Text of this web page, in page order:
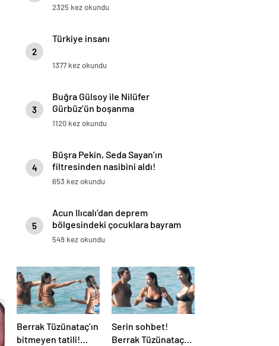
2325 kez okundu
2
Türkiye insanı
1377 kez okundu
3
Buğra Gülsoy ile Nilüfer
Gürbüz’ün boşanma
protokolündeki gizli detay!
1120 kez okundu
4
Büşra Pekin, Seda Sayan’ın
filtresinden nasibini aldı!
653 kez okundu
5
Acun Ilıcalı’dan deprem
bölgesindeki çocuklara bayram
sürprizi
549 kez okundu
Berrak Tüzünataç’ın
bitmeyen tatili!
Serin sohbet!
Berrak Tüzünataç